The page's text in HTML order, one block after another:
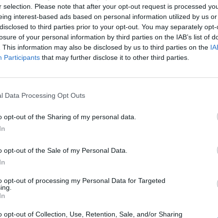
selection. Please note that after your opt-out request is processed
interest-based ads based on personal information utilized by us
to third parties prior to your opt-out. You may separately
of your personal information by third parties on the IAB’s list of
This information may also be disclosed by us to third parties on the
Participants that may further disclose it to other third parties.
Data Processing Opt Outs
opt-out of the Sharing of my personal data.
opt-out of the Sale of my Personal Data.
opt-out of processing my Personal Data for Targeted
opt-out of Collection, Use, Retention, Sale, and/or Sharing
bevezessük az eurót, hanem hogy megfeleljünk a
az ugyanis egybeesik az ország érdekeivel,
Gábor és Neményi Judit. Az Index beszámolója
szakmai vita alakult ki a kérdésről, Surányi György
újragondolása - ezzel a címmel írt tanulmányt Neményi Judit
megalapozta volna. A tanulmány bemutatóján máris
közgazdászok között. A felelős gazdaságpolitikát...
portfolio.hu hírarchívumához tartozik, melynek olvasása